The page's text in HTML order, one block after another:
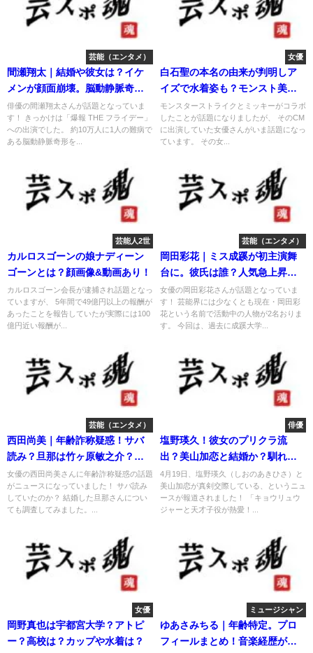
芸能（エンタメ）
間瀬翔太｜結婚や彼女は？イケ
メンが顔面崩壊。脳動静脈奇形
を難病指定へ
俳優の間瀬翔太さんが話題となっていま
す！ きっかけは「爆報 THE フライデー」
への出演でした。 約10万人に1人の難病で
ある脳動静脈奇形を...
女優
白石聖の本名の由来が判明しア
イズで水着姿も？モンスト美女
だった
モンスターストライクとミッキーがコラボ
したことが話題になりましたが、 そのCM
に出演していた女優さんがいま話題になっ
ています。 その女...
芸能人2世
カルロスゴーンの娘ナディーン
ゴーンとは？顔画像&動画あり！
カルロスゴーン会長が逮捕され話題となっ
ていますが、 5年間で49億円以上の報酬が
あったことを報告していたが実際には100
億円近い報酬が...
芸能（エンタメ）
岡田彩花｜ミス成蹊が初主演舞
台に。彼氏は誰？人気急上昇女
優と話題
女優の岡田彩花さんが話題となっていま
す！ 芸能界には少なくとも現在・岡田彩
花という名前で活動中の人物が2名おりま
す。 今回は、過去に成蹊大学...
芸能（エンタメ）
西田尚美｜年齢詐称疑惑！サバ
読み？旦那は竹ヶ原敏之介？娘
の存在も
女優の西田尚美さんに年齢詐称疑惑の話題
がニュースになっていました！ サバ読み
していたのか？ 結婚した旦那さんについ
ても調査してみました。...
俳優
塩野瑛久！彼女のプリクラ流
出？美山加恋と結婚か？馴れ初
めは？
4月19日、塩野瑛久（しおのあきひさ）と
美山加恋が真剣交際している、というニュ
ースが報道されました！ 「キョウリュウ
ジャーと天才子役が熱愛！...
女優
岡野真也は宇都宮大学？アトピ
ー？高校は？カップや水着は？
ミュージシャン
ゆあさみちる｜年齢特定。プロ
フィールまとめ！音楽経歴がす